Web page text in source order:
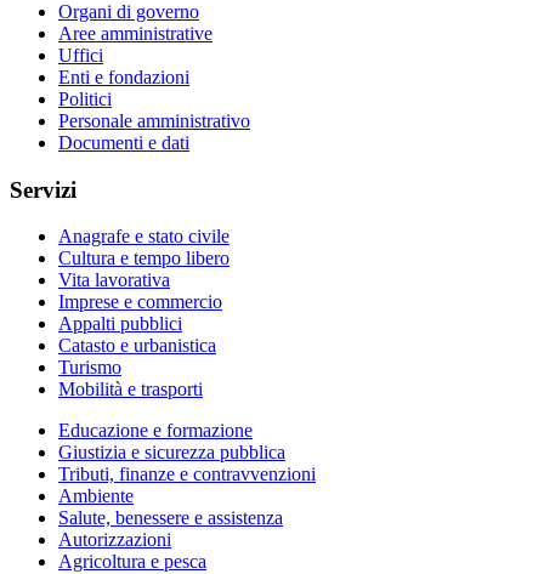
Organi di governo
Aree amministrative
Uffici
Enti e fondazioni
Politici
Personale amministrativo
Documenti e dati
Servizi
Anagrafe e stato civile
Cultura e tempo libero
Vita lavorativa
Imprese e commercio
Appalti pubblici
Catasto e urbanistica
Turismo
Mobilità e trasporti
Educazione e formazione
Giustizia e sicurezza pubblica
Tributi, finanze e contravvenzioni
Ambiente
Salute, benessere e assistenza
Autorizzazioni
Agricoltura e pesca